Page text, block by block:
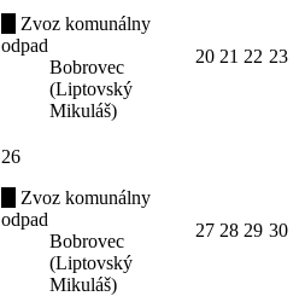
Zvoz komunálny
odpad
Bobrovec
(Liptovský
Mikuláš)
20 21 22 23
26
Zvoz komunálny
odpad
Bobrovec
(Liptovský
Mikuláš)
27 28 29 30